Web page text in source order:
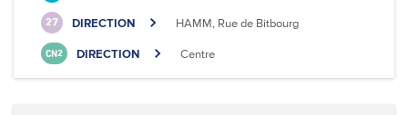
27 DIRECTION HAMM, Rue de Bitbourg
CN2 DIRECTION Centre